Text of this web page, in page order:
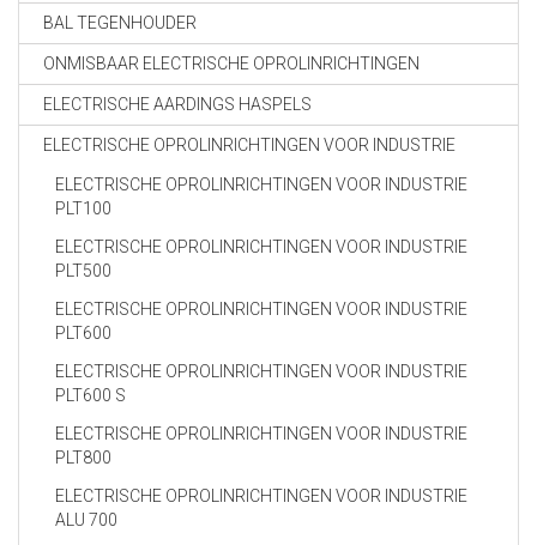
BAL TEGENHOUDER
ONMISBAAR ELECTRISCHE OPROLINRICHTINGEN
ELECTRISCHE AARDINGS HASPELS
ELECTRISCHE OPROLINRICHTINGEN VOOR INDUSTRIE
ELECTRISCHE OPROLINRICHTINGEN VOOR INDUSTRIE
PLT100
ELECTRISCHE OPROLINRICHTINGEN VOOR INDUSTRIE
PLT500
ELECTRISCHE OPROLINRICHTINGEN VOOR INDUSTRIE
PLT600
ELECTRISCHE OPROLINRICHTINGEN VOOR INDUSTRIE
PLT600 S
ELECTRISCHE OPROLINRICHTINGEN VOOR INDUSTRIE
PLT800
ELECTRISCHE OPROLINRICHTINGEN VOOR INDUSTRIE
ALU 700